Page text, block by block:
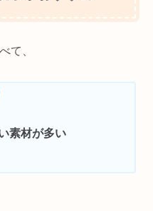
て、
素材が多い